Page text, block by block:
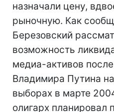
назначали цену,
рыночную. Как
Березовский
возможность
медиа-активов
Владимира Путина
выборах в марте
олигарх планировал